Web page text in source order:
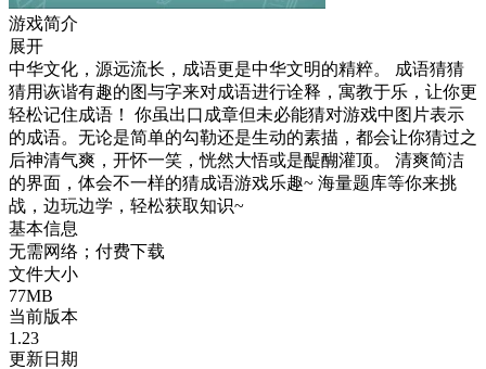
游戏简介
展开
中华文化，源远流长，成语更是中华文明的精粹。 成语猜猜
猜用诙谐有趣的图与字来对成语进行诠释，寓教于乐，让你更
轻松记住成语！ 你虽出口成章但未必能猜对游戏中图片表示
的成语。无论是简单的勾勒还是生动的素描，都会让你猜过之
后神清气爽，开怀一笑，恍然大悟或是醍醐灌顶。 清爽简洁
的界面，体会不一样的猜成语游戏乐趣~ 海量题库等你来挑
战，边玩边学，轻松获取知识~
基本信息
无需网络；付费下载
文件大小
77MB
当前版本
1.23
更新日期